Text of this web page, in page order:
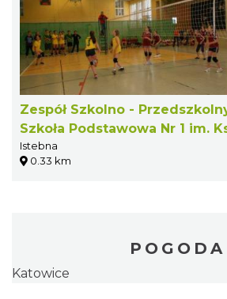
Zespół Szkolno -
Szkoła Podstawowa Nr 1 im.
Londzina
Istebna
0.33 km
POGODA
Katowice